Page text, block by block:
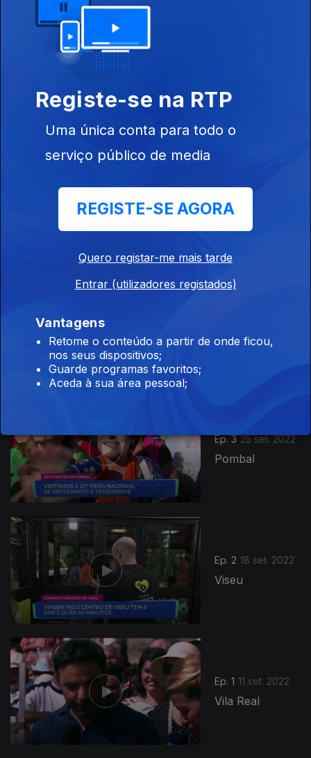
Santarém
Cadaval
Xira
Ep. 3 25 set. 2022
Pombal
Ep. 2 18 set. 2022
Viseu
Ep. 1 11 set. 2022
Vila Real
639873
Registe-se na RTP
Uma única conta para todo o
serviço público de media
REGISTE-SE AGORA
Quero registar-me mais tarde
Entrar (utilizadores registados)
Vantagens
Retome o conteúdo a partir de onde ficou,
nos seus dispositivos;
Guarde programas favoritos;
Aceda à sua área pessoal;